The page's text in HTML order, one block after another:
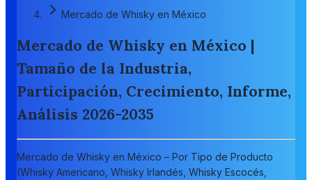
Mercado de Whisky en México
Mercado de Whisky en México |
Tamaño de la Industria,
Participación, Crecimiento, Informe,
Análisis 2026-2035
Mercado de Whisky en México – Por Tipo de Producto
(Whisky Americano, Whisky Irlandés, Whisky Escocés,